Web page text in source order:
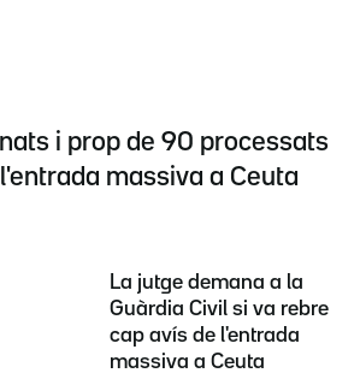
i prop de 90 processats
massiva a Ceuta
La jutge demana a la
Guàrdia Civil si va rebre
cap avís de l'entrada
massiva a Ceuta